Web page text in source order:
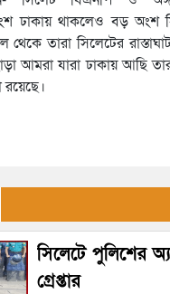
ঢাকায় থাকলেও বড় অংশ
থেকে তারা সিলেটের
আমরা যারা ঢাকায় আছি
রয়েছে।
সিলেটে পুলিশের
গ্রেপ্তার